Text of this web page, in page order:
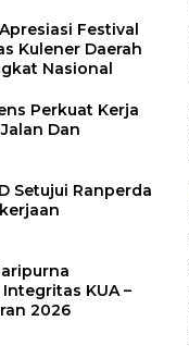
Festival
Kulener Daerah
Nasional
Perkuat Kerja
Dan
Setujui Ranperda
KUA –
2026